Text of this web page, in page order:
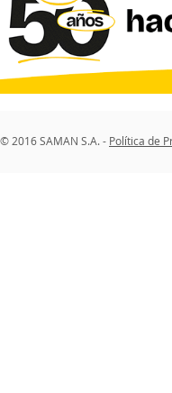
© 2016 SAMAN S.A. - Política de